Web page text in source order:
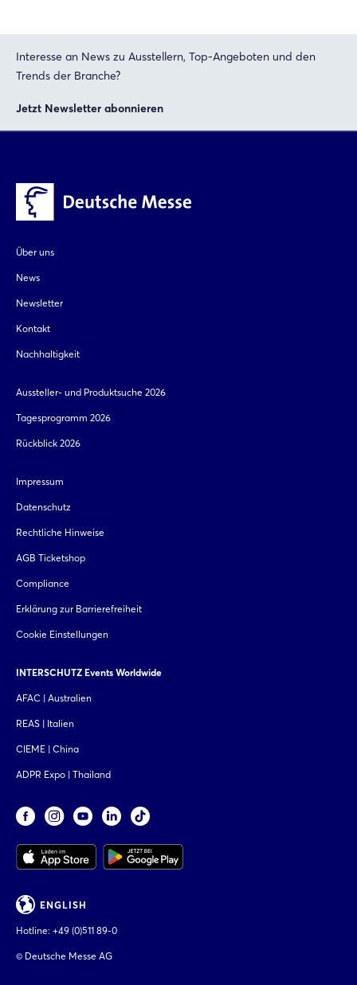
Interesse an News zu Ausstellern, Top-Angeboten und den
Trends der Branche?
Jetzt Newsletter abonnieren
Über uns
News
Newsletter
Kontakt
Nachhaltigkeit
Aussteller- und Produktsuche 2026
Tagesprogramm 2026
Rückblick 2026
Impressum
Datenschutz
Rechtliche Hinweise
AGB Ticketshop
Compliance
Erklärung zur Barrierefreiheit
Cookie Einstellungen
INTERSCHUTZ Events Worldwide
AFAC | Australien
REAS | Italien
CIEME | China
ADPR Expo | Thailand
ENGLISH
Hotline: +49 (0)511 89-0
© Deutsche Messe AG